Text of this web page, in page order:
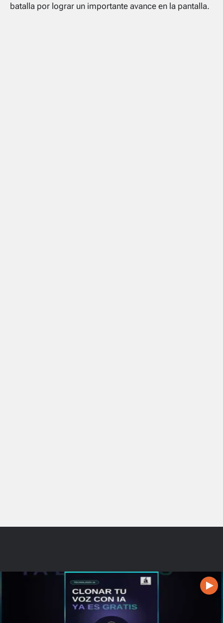
batalla por lograr un importante avance en la pantalla.